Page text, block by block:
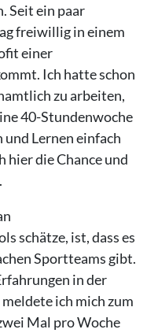
Seit ein paar
freiwillig in einem
einer
Ich hatte schon
zu arbeiten,
40-Stundenwoche
und Lernen einfach
hier die Chance und
schätze, ist, dass es
Sportteams gibt.
in der
ich mich zum
Mal pro Woche